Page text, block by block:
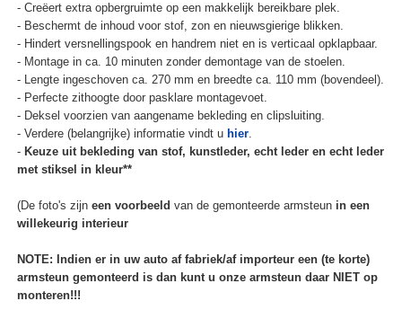
- Creëert extra opbergruimte op een makkelijk bereikbare plek.
- Beschermt de inhoud voor stof, zon en nieuwsgierige blikken.
- Hindert versnellingspook en handrem niet en is verticaal opklapbaar.
- Montage in ca. 10 minuten zonder demontage van de stoelen.
- Lengte ingeschoven ca. 270 mm en breedte ca. 110 mm (bovendeel).
- Perfecte zithoogte door pasklare montagevoet.
- Deksel voorzien van aangename bekleding en clipsluiting.
- Verdere (belangrijke) informatie vindt u hier.
- Keuze uit bekleding van stof, kunstleder, echt leder en echt leder
met stiksel in kleur**
(De foto's zijn een voorbeeld van de gemonteerde armsteun in een
willekeurig interieur
NOTE: Indien er in uw auto af fabriek/af importeur een (te korte)
armsteun gemonteerd is dan kunt u onze armsteun daar NIET op
monteren!!!